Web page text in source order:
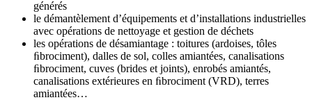
générés
le démantèlement d’équipements et d’installations industrielles
avec opérations de nettoyage et gestion de déchets
les opérations de désamiantage : toitures (ardoises, tôles
ﬁbrociment), dalles de sol, colles amiantées, canalisations
ﬁbrociment, cuves (brides et joints), enrobés amiantés,
canalisations extérieures en ﬁbrociment (VRD), terres
amiantées…